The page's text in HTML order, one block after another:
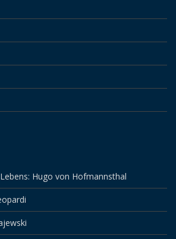
Hugo von Hofmannsthal